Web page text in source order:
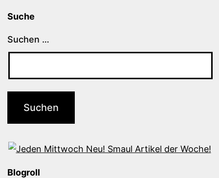
Suche
Suchen …
Blogroll